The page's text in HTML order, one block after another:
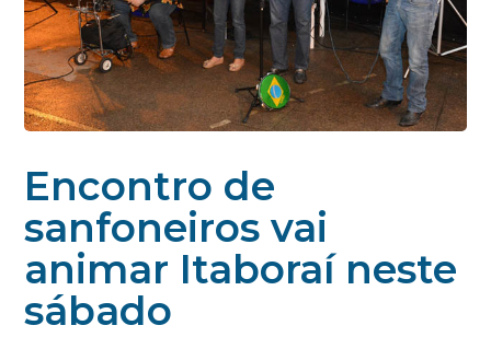
Encontro de
sanfoneiros vai
animar Itaboraí neste
sábado